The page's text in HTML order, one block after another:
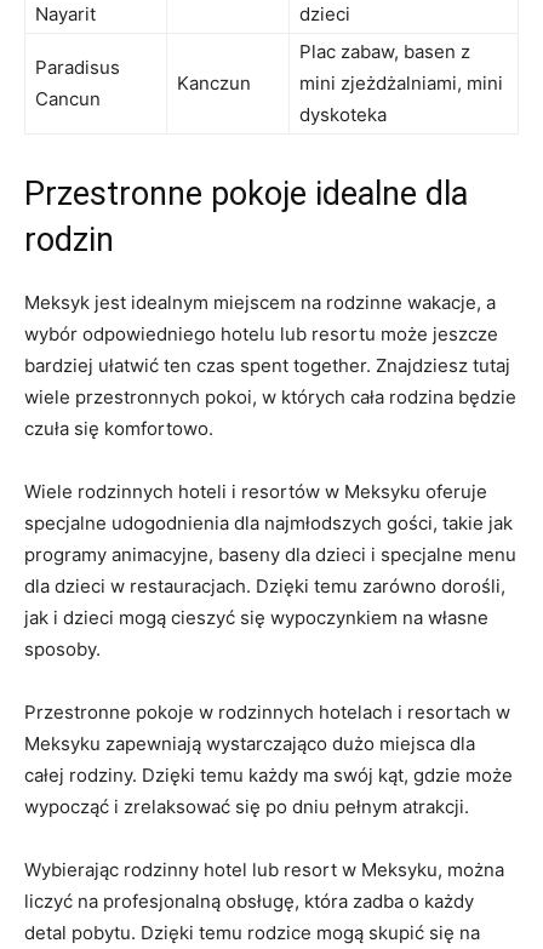
Nayarit
dzieci
Paradisus
Cancun
Kanczun
Plac zabaw, basen z
mini zjeżdżalniami, mini
dyskoteka
Przestronne pokoje idealne dla
rodzin
Meksyk jest idealnym miejscem na rodzinne wakacje, a
wybór odpowiedniego hotelu lub resortu może jeszcze
bardziej ułatwić ten czas spent together. Znajdziesz tutaj
wiele przestronnych pokoi, w których cała rodzina będzie
czuła się komfortowo.
Wiele rodzinnych hoteli i resortów w Meksyku oferuje
specjalne udogodnienia dla najmłodszych gości, takie jak
programy animacyjne, baseny dla dzieci i specjalne menu
dla dzieci w restauracjach. Dzięki temu zarówno dorośli,
jak i dzieci mogą cieszyć się wypoczynkiem na własne
sposoby.
Przestronne pokoje w rodzinnych hotelach i resortach w
Meksyku zapewniają wystarczająco dużo miejsca dla
całej rodziny. Dzięki temu każdy ma swój kąt, gdzie może
wypocząć i zrelaksować się po dniu pełnym atrakcji.
Wybierając rodzinny hotel lub resort w Meksyku, można
liczyć na profesjonalną obsługę, która zadba o każdy
detal pobytu. Dzięki temu rodzice mogą skupić się na